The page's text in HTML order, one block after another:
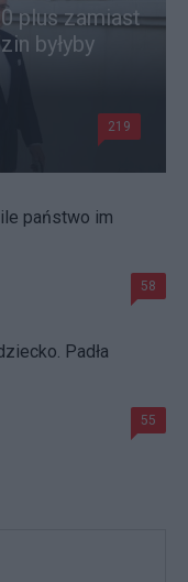
plus zamiast
byłyby
219
państwo im
58
Padła
55